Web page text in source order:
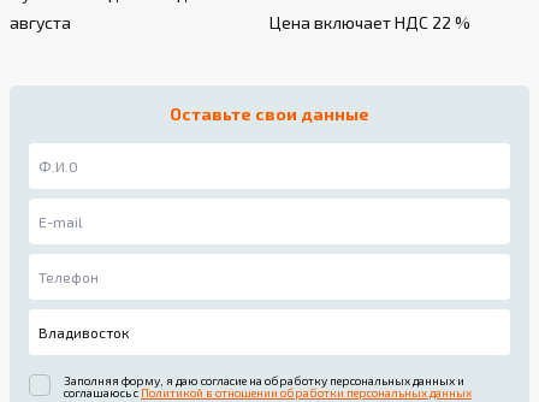
августа
Цена включает НДС 22 %
Оставьте свои данные
Заполняя форму, я даю согласие на обработку персональных данных и
соглашаюсь с Политикой в отношении обработки персональных данных